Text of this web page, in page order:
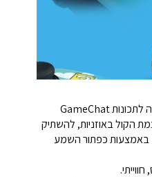
כפתור ה-C מאפשר גישה מהירה לתכונות GameChat
הקול באוזניות, להשתיק
את המיקרופון ולשנות מצבי EQ באמצעות כפתור השמע